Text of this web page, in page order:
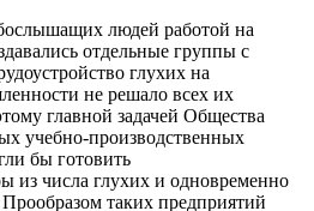
людей работой на
отдельные группы с
глухих на
не решало всех их
главной задачей Общества
учебно-производственных
бы готовить
из числа глухих и одновременно
таких предприятий